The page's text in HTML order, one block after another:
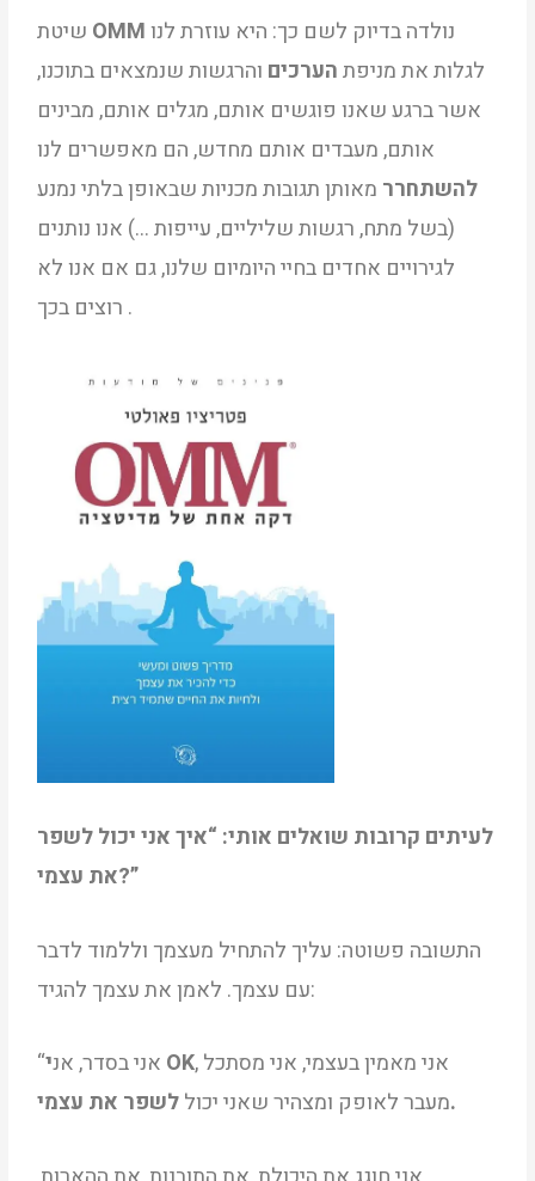
OMMנולדה בדיוק לשם כך: היא עוזרת לנו
לגלות את מניפתהערכים והרגשות שנמצאים בתוכנו,
אשר ברגע שאנו פוגשים אותם, מגלים אותם, מבינים
אותם, מעבדים אותם מחדש, הם מאפשרים לנו
להשתחרר מאותן תגובות מכניות שבאופן בלתי נמנע
(בשל מתח, רגשות שליליים, עייפות …) אנו נותנים
לגירויים אחדים בחיי היומיום שלנו, גם אם אנו לא
רוצים בכך .
לעיתים קרובות שואלים אותי: “איך אני יכול לשפר
את עצמי?”
התשובה פשוטה: עליך להתחיל מעצמך וללמוד לדבר
עם עצמך. לאמן את עצמך להגיד:
“אני בסדר, אנ י OK, אני מאמין בעצמי, אני מסתכל
מעבר לאופק ומצהיר שאני יכוללשפר את עצמי.